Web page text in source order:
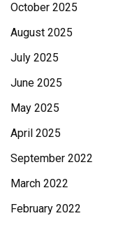
October 2025
August 2025
July 2025
June 2025
May 2025
April 2025
September 2022
March 2022
February 2022